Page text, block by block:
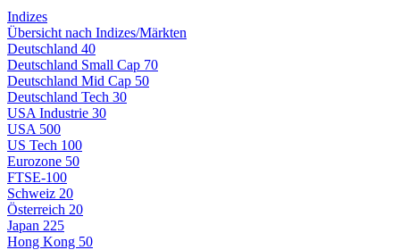
Indizes
Übersicht nach Indizes/Märkten
Deutschland 40
Deutschland Small Cap 70
Deutschland Mid Cap 50
Deutschland Tech 30
USA Industrie 30
USA 500
US Tech 100
Eurozone 50
FTSE-100
Schweiz 20
Österreich 20
Japan 225
Hong Kong 50